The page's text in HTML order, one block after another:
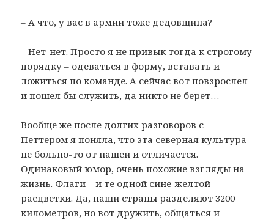
– А что, у вас в армии тоже дедовщина?
– Нет-нет. Просто я не привык тогда к строгому
порядку – одеваться в форму, вставать и
ложиться по команде. А сейчас вот повзрослел
и пошел бы служить, да никто не берет…
Вообще же после долгих разговоров с
Петтером я поняла, что эта северная культура
не больно-то от нашей и отличается.
Одинаковый юмор, очень похожие взгляды на
жизнь. Флаги – и те одной сине-желтой
расцветки. Да, наши страны разделяют 3200
километров, но вот дружить, общаться и